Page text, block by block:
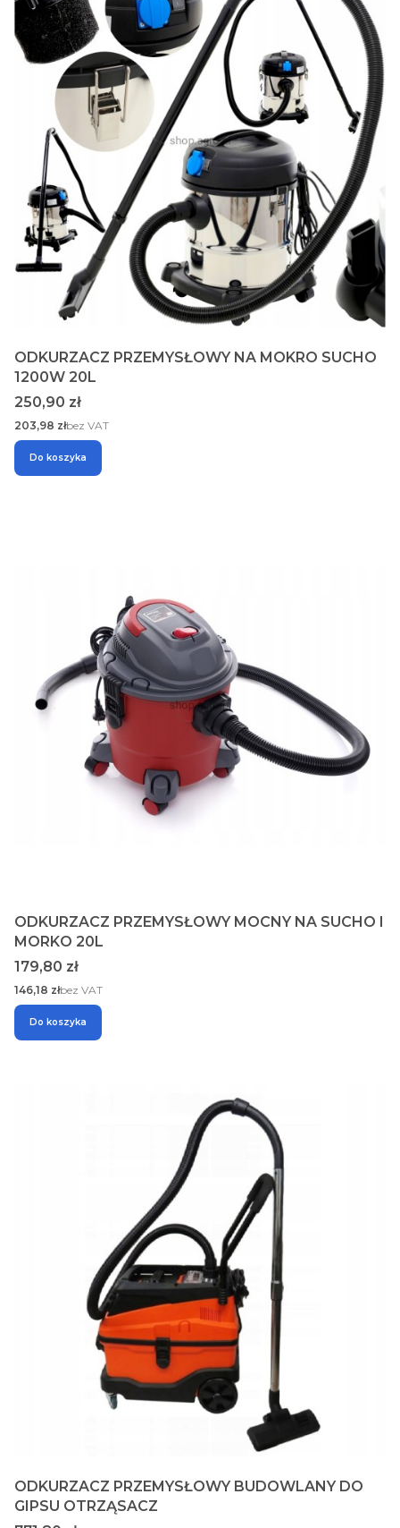
ODKURZACZ PRZEMYSŁOWY NA MOKRO SUCHO
1200W 20L
Cena
250,90 zł
Cena
203,98 złbez VAT
Do koszyka
ODKURZACZ PRZEMYSŁOWY MOCNY NA SUCHO I
MORKO 20L
Cena
179,80 zł
Cena
146,18 złbez VAT
Do koszyka
ODKURZACZ PRZEMYSŁOWY BUDOWLANY DO
GIPSU OTRZĄSACZ